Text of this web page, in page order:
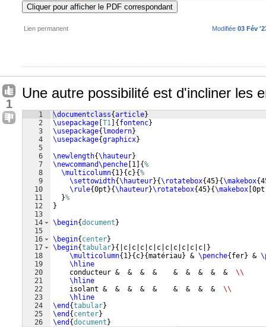
Cliquer pour afficher le PDF correspondant
Lien permanent Modifiée 03 Fév
1
Une autre possibilité est d'incliner les
1
2
3
4
5
6
7
8
9
10
11
12
13
14
15
16
17
18
19
20
21
22
23
24
25
26
\documentclass{article}
\usepackage T1 { fontenc}
\usepackage{ lmodern}
\usepackage{graphicx}
\newlength{\hauteur}
\newcommand\penche 1 {%
\multicolumn{ 1}{ c}{%
\settowidth{\hauteur}{\rotatebox{45}{\makebox{
\rule{0pt }{\hauteur}\rotatebox{45}{\makebox 0pt
}%
}
\begin{document }
\begin{ center}
\begin{tabular}{ |c|c|c|c|c|c|c|c|c|c|
}
\multicolumn{ 1}{ c}{matériau} & \penche{ fer} &
\hline
    conducteur &  &  &  &    &  &  &  &  &
\\
\hline
    isolant &  &  &  &  &    &  &  &  &
\\
\hline
\end {tabular}
\end { center}
\end {document }